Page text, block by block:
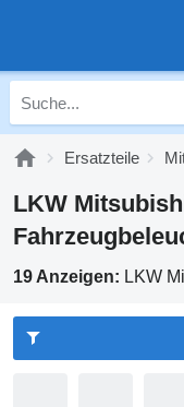
Ersatzteile
LKW
19 Anzeigen: LKW